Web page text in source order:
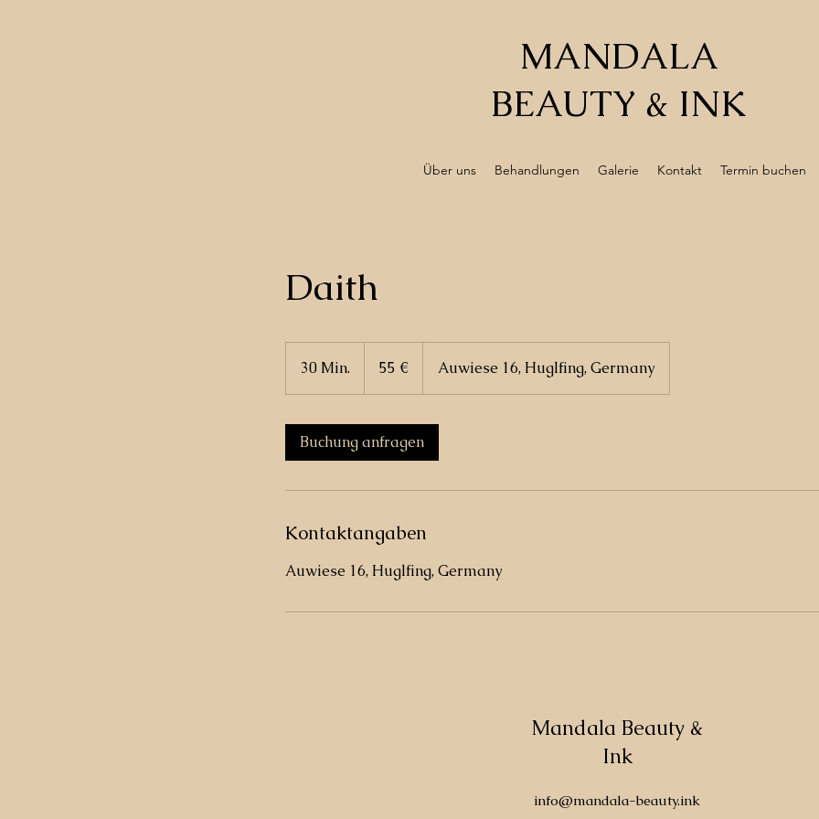
MANDALA
BEAUTY & INK
Über uns Behandlungen Galerie Kontakt Termin buchen
Daith
30 Min.
0
n
55 € Auwiese 16, Huglfing, Germany
Buchung anfragen
Kontaktangaben
Auwiese 16, Huglfing, Germany
Mandala Beauty &
Ink
info@mandala-beauty.ink